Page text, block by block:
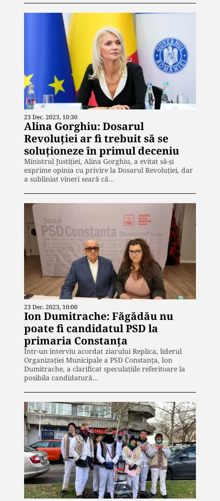
23 Dec. 2023, 10:30
Alina Gorghiu: Dosarul
Revoluţiei ar fi trebuit să se
soluţioneze în primul deceniu
Ministrul Justiției, Alina Gorghiu, a evitat să-și
exprime opinia cu privire la Dosarul Revoluției, dar
a subliniat vineri seară că…
23 Dec. 2023, 10:00
Ion Dumitrache: Făgădău nu
poate fi candidatul PSD la
primaria Constanța
Într-un interviu acordat ziarului Replica, liderul
Organizației Municipale a PSD Constanța, Ion
Dumitrache, a clarificat speculațiile referitoare la
posibila candidatură…